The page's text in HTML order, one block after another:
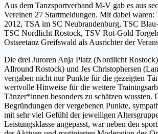
Aus dem Tanzsportverband M-V gab es aus
Vereinen 27 Startmeldungen. Mit dabei waren:
2012, TSA im SC Neubrandenburg, TSC
TSC Nordlicht Rostock, TSV Rot-Gold
Ostseetanz Greifswald als Ausrichter der
Die drei Juroren Anja Platz (Nordlicht
Allround Rostock) und Jes Christophersen
vergaben nicht nur Punkte für die gezeigten
wertvolle Hinweise für die weitere
Tänzer*innen besonders zu schätzen wussten.
Begründungen der vergebenen Punkte,
mit sehr viel Gefühl der jeweiligen
Leistungsklasse angepasst, war neben den